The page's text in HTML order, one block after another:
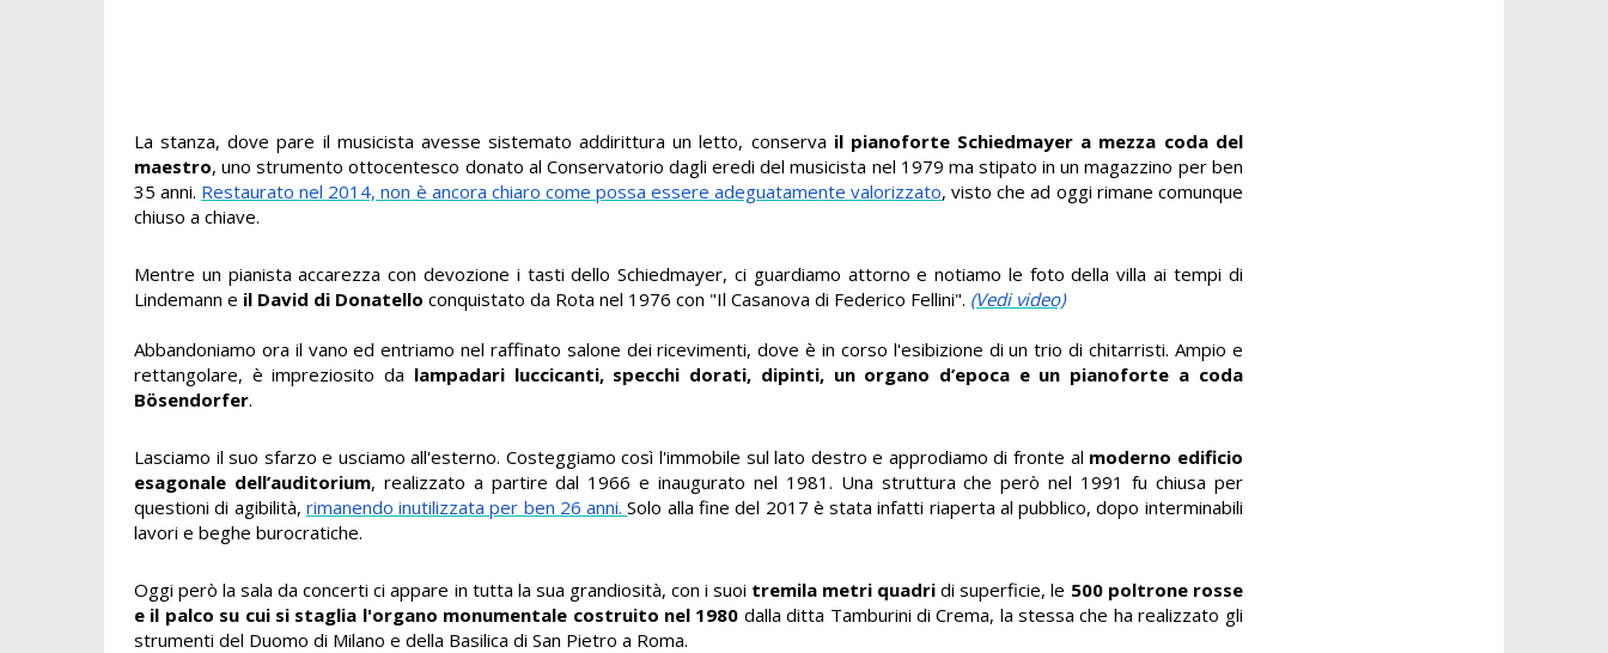
La stanza, dove pare il musicista avesse sistemato addirittura un letto, conserva il pianoforte Schiedmayer a mezza coda del
maestro, uno strumento ottocentesco donato al Conservatorio dagli eredi del musicista nel 1979 ma stipato in un magazzino per ben
35 anni. Restaurato nel 2014, non è ancora chiaro come possa essere adeguatamente valorizzato, visto che ad oggi rimane comunque
chiuso a chiave.
Mentre un pianista accarezza con devozione i tasti dello Schiedmayer, ci guardiamo attorno e notiamo le foto della villa ai tempi di
Lindemann e il David di Donatello conquistato da Rota nel 1976 con "Il Casanova di Federico Fellini". (Vedi video)
Abbandoniamo ora il vano ed entriamo nel raffinato salone dei ricevimenti, dove è in corso l'esibizione di un trio di chitarristi. Ampio e
rettangolare, è impreziosito da lampadari luccicanti, specchi dorati, dipinti, un organo d’epoca e un pianoforte a coda
Bösendorfer.
Lasciamo il suo sfarzo e usciamo all'esterno. Costeggiamo così l'immobile sul lato destro e approdiamo di fronte al moderno edificio
esagonale dell’auditorium, realizzato a partire dal 1966 e inaugurato nel 1981. Una struttura che però nel 1991 fu chiusa per
questioni di agibilità, rimanendo inutilizzata per ben 26 anni.Solo alla fine del 2017 è stata infatti riaperta al pubblico, dopo interminabili
lavori e beghe burocratiche.
Oggi però la sala da concerti ci appare in tutta la sua grandiosità, con i suoi tremila metri quadri di superficie, le 500 poltrone rosse
e il palco su cui si staglia l'organo monumentale costruito nel 1980 dalla ditta Tamburini di Crema, la stessa che ha realizzato gli
strumenti del Duomo di Milano e della Basilica di San Pietro a Roma.